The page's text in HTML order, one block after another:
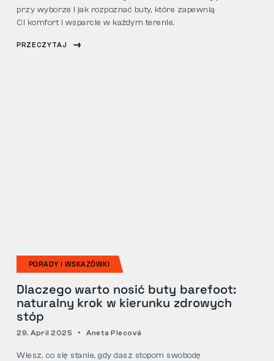
przy wyborze i jak rozpoznać buty, które zapewnią
Ci komfort i wsparcie w każdym terenie.
PRZECZYTAJ
PORADY I WSKAZÓWKI
Dlaczego warto nosić buty barefoot:
naturalny krok w kierunku zdrowych
stóp
29. April 2025 Aneta Plecová
Wiesz, co się stanie, gdy dasz stopom swobodę